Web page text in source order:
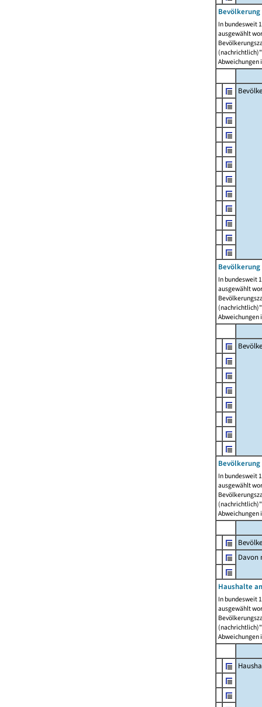
In bundesweit
ausgewählt
Abweichungen
In bundesweit
ausgewählt
Abweichungen
In bundesweit
ausgewählt
Abweichungen
Davon
Haushalte
In bundesweit
ausgewählt
Abweichungen